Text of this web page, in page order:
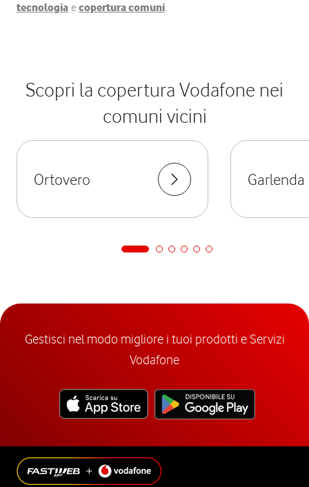
tecnologia e copertura comuni.
Scopri la copertura Vodafone nei
comuni vicini
Ortovero Garlenda
Gestisci nel modo migliore i tuoi prodotti e Servizi
Vodafone